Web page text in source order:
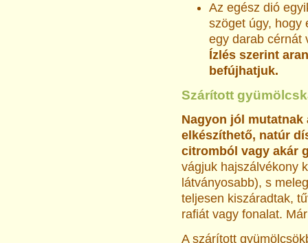
Az egész dió
szöget úgy, hogy
egy darab cérnát
Ízlés szerint
befújhatjuk.
Szárított
Nagyon jól mutatnak
elkészíthető, natúr
citromból vagy akár
vágjuk hajszálvékony
látványosabb), s
teljesen kiszáradtak,
rafiát vagy fonalat.
A szárított